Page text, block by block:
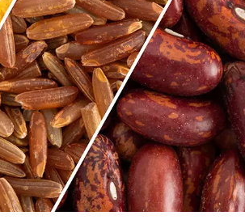
русский
español
português
ไทย
Indonesia
Tiếng việt